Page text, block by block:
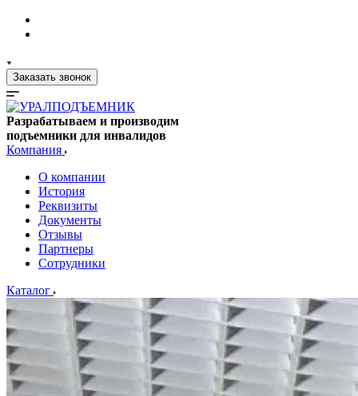
Заказать звонок
Разрабатываем и производим
подъемники для инвалидов
Компания
О компании
История
Реквизиты
Документы
Отзывы
Партнеры
Сотрудники
Каталог